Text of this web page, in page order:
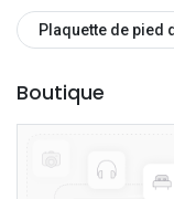
Plaquette de pied
Boutique